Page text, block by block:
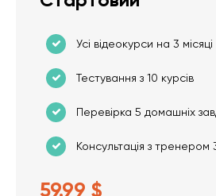
Усі відеокурси на 3 місяці
Тестування з 10 курсів
Перевірка 5 домашніх
Консультація з тренером
59.99 $